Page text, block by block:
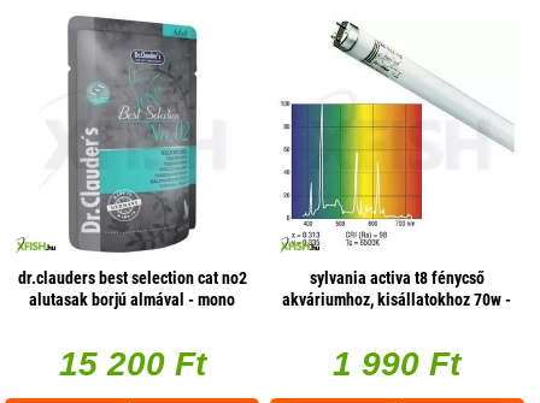
dr.clauders best selection cat no2
alutasak borjú almával - mono
15 200 Ft
sylvania activa t8 fénycső
akváriumhoz, kisállatokhoz 70w -
1 990 Ft